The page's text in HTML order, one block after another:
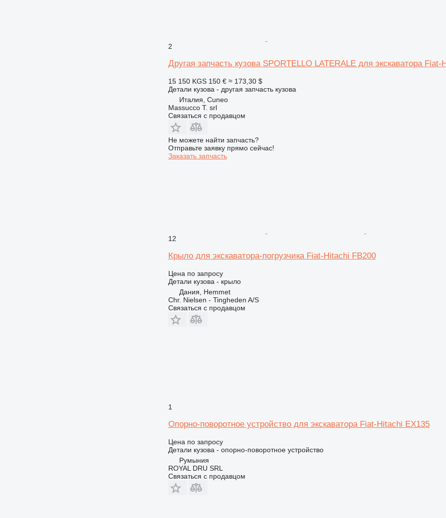
2
Другая запчасть кузова SPORTELLO LATERALE для экскаватора Fiat-
15 150 KGS 150 € ≈ 173,30 $
Детали кузова - другая запчасть кузова
Италия, Cuneo
Massucco T. srl
Связаться с продавцом
Не можете найти запчасть?
Отправьте заявку прямо сейчас!
Заказать запчасть
12
Крыло для экскаватора-погрузчика Fiat-Hitachi FB200
Цена по запросу
Детали кузова - крыло
Дания, Hemmet
Chr. Nielsen - Tingheden A/S
Связаться с продавцом
1
Опорно-поворотное устройство для экскаватора Fiat-Hitachi EX135
Цена по запросу
Детали кузова - опорно-поворотное устройство
Румыния
ROYAL DRU SRL
Связаться с продавцом